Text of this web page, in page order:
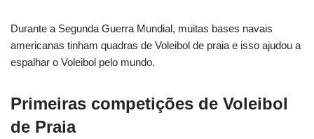
Durante a Segunda Guerra Mundial, muitas bases navais
americanas tinham quadras de Voleibol de praia e isso ajudou a
espalhar o Voleibol pelo mundo.
Primeiras competições de Voleibol
de Praia